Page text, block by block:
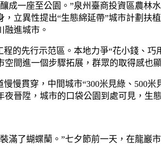
成一座至公園。”泉州臺商投資區農林
立異性提出“生態綿延帶”城市計劃扶
進城市。
程的先行示范區。本地力爭“花小錢、
間進一個步驟拓展，群眾的取得感也
慢貫穿，中間城市“300米見綠、500
晉陞，城市的口袋公園到處可見，生
滿了蝴蝶蘭。”七夕節前一天，在龍巖